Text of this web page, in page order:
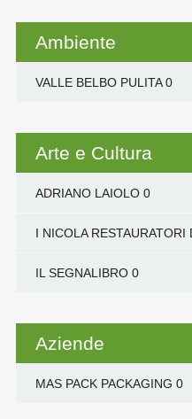
Ambiente
VALLE BELBO PULITA0
Arte e Cultura
ADRIANO LAIOLO0
I NICOLA RESTAURATORI
IL SEGNALIBRO0
Aziende
MAS PACK PACKAGING 0